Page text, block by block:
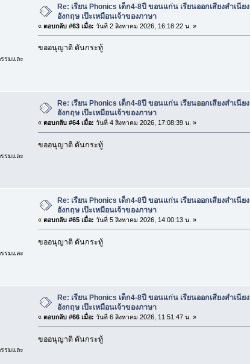
รมและ
Re: เรียน Phonics เด็ก4-8ปี ขอนแก่น เรียนออกเสียงสำเนียง
อังกฤษ เป๊ะเหมือนเจ้าของภาษา
« ตอบกลับ #63 เมื่อ: วันที่ 2 สิงหาคม 2026, 16:18:22 น. »
ขออนุญาติ ดันกระทู้
รมและ
Re: เรียน Phonics เด็ก4-8ปี ขอนแก่น เรียนออกเสียงสำเนียง
อังกฤษ เป๊ะเหมือนเจ้าของภาษา
« ตอบกลับ #64 เมื่อ: วันที่ 4 สิงหาคม 2026, 17:08:39 น. »
ขออนุญาติ ดันกระทู้
รมและ
Re: เรียน Phonics เด็ก4-8ปี ขอนแก่น เรียนออกเสียงสำเนียง
อังกฤษ เป๊ะเหมือนเจ้าของภาษา
« ตอบกลับ #65 เมื่อ: วันที่ 5 สิงหาคม 2026, 14:00:13 น. »
ขออนุญาติ ดันกระทู้
รมและ
Re: เรียน Phonics เด็ก4-8ปี ขอนแก่น เรียนออกเสียงสำเนียง
อังกฤษ เป๊ะเหมือนเจ้าของภาษา
« ตอบกลับ #66 เมื่อ: วันที่ 6 สิงหาคม 2026, 11:51:47 น. »
ขออนุญาติ ดันกระทู้